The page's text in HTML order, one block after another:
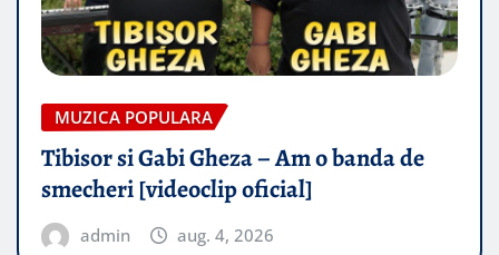
MUZICA POPULARA
Tibisor si Gabi Gheza – Am o banda de
smecheri [videoclip oficial]
admin aug. 4, 2026